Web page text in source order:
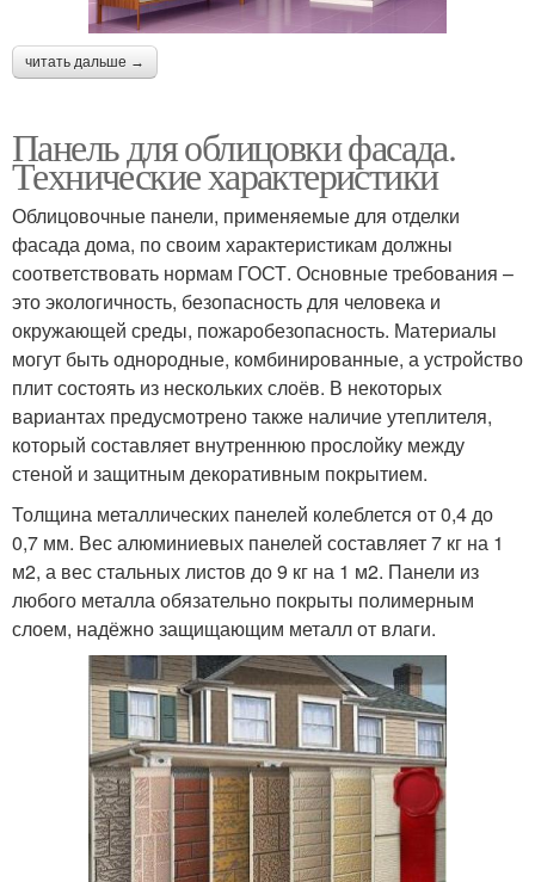
читать дальше →
Панель для облицовки фасада.
Технические характеристики
Облицовочные панели, применяемые для отделки
фасада дома, по своим характеристикам должны
соответствовать нормам ГОСТ. Основные требования –
это экологичность, безопасность для человека и
окружающей среды, пожаробезопасность. Материалы
могут быть однородные, комбинированные, а устройство
плит состоять из нескольких слоёв. В некоторых
вариантах предусмотрено также наличие утеплителя,
который составляет внутреннюю прослойку между
стеной и защитным декоративным покрытием.
Толщина металлических панелей колеблется от 0,4 до
0,7 мм. Вес алюминиевых панелей составляет 7 кг на 1
м2, а вес стальных листов до 9 кг на 1 м2. Панели из
любого металла обязательно покрыты полимерным
слоем, надёжно защищающим металл от влаги.